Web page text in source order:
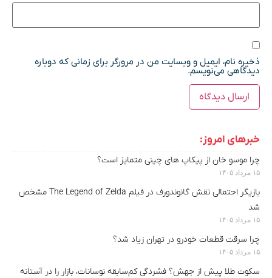
ذخیره نام، ایمیل و وبسایت من در مرورگر برای زمانی که دوباره
دیدگاهی می‌نویسم.
خبرهای امروز:
چرا موسو خان از پیکاپ های چینی متمایز است؟
۱۵ مرداد ۱۴۰۵
بازیگر احتمالی نقش گانوندورف در فیلم The Legend of Zelda مشخص
شد
۱۵ مرداد ۱۴۰۵
چرا سرقت قطعات خودرو در تهران زیاد شد؟
۱۵ مرداد ۱۴۰۵
سکوت طلا پیش از جهش؟ فشردگی کم‌سابقه نوسانات، بازار را در آستانه